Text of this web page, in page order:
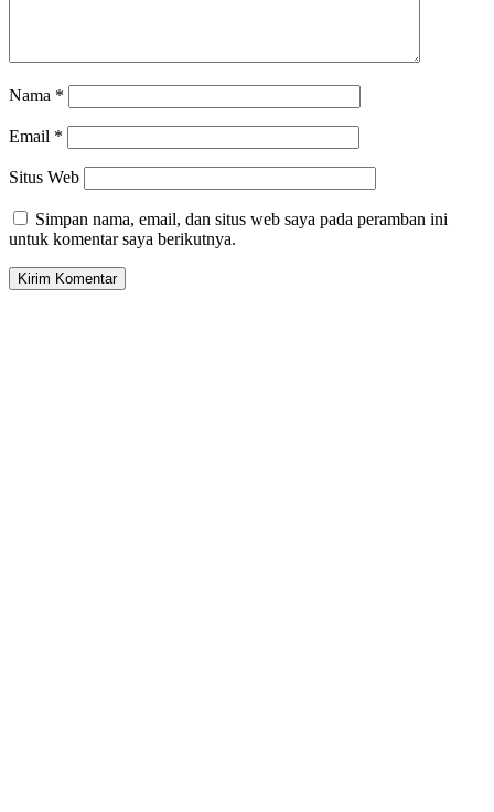
Nama *
Email *
Situs Web
Simpan nama, email, dan situs web saya pada peramban ini
untuk komentar saya berikutnya.